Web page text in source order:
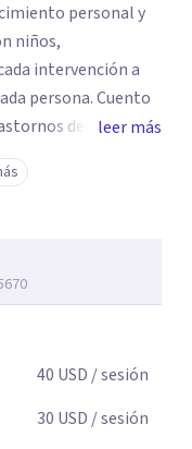
personal y
intervención a
Cuento
del
del
la conducta
el paciente
su mundo
leer más
40 USD / sesión
30 USD / sesión